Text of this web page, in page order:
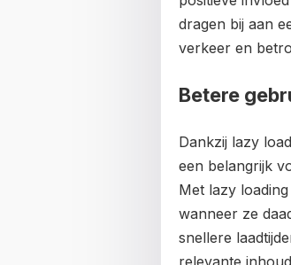
dragen bij aan
verkeer en
Betere
Dankzij lazy
een belangrijk
Met lazy
wanneer ze
snellere
relevante